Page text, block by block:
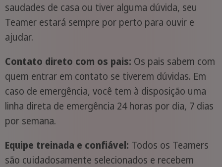
saudades de casa ou tiver alguma dúvida, seu
Teamer estará sempre por perto para ouvir e
ajudar.
Contato direto com os pais: Os pais sabem com
quem entrar em contato se tiverem dúvidas. Em
caso de emergência, você tem à disposição uma
linha direta de emergência 24 horas por dia, 7 dias
por semana.
Equipe treinada e confiável: Todos os Teamers
são cuidadosamente selecionados e recebem